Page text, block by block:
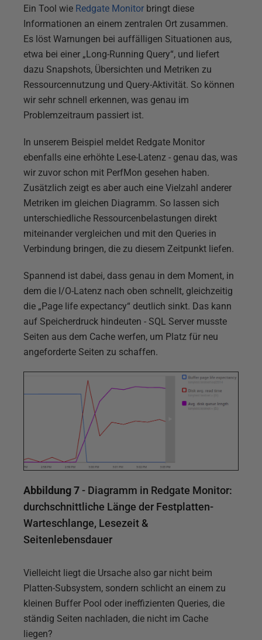
Ein Tool wie Redgate Monitor bringt diese
Informationen an einem zentralen Ort zusammen.
Es löst Warnungen bei auffälligen Situationen aus,
etwa bei einer „Long-Running Query“, und liefert
dazu Snapshots, Übersichten und Metriken zu
Ressourcennutzung und Query-Aktivität. So können
wir sehr schnell erkennen, was genau im
Problemzeitraum passiert ist.
In unserem Beispiel meldet Redgate Monitor
ebenfalls eine erhöhte Lese-Latenz - genau das, was
wir zuvor schon mit PerfMon gesehen haben.
Zusätzlich zeigt es aber auch eine Vielzahl anderer
Metriken im gleichen Diagramm. So lassen sich
unterschiedliche Ressourcenbelastungen direkt
miteinander vergleichen und mit den Queries in
Verbindung bringen, die zu diesem Zeitpunkt liefen.
Spannend ist dabei, dass genau in dem Moment, in
dem die I/O-Latenz nach oben schnellt, gleichzeitig
die „Page life expectancy“ deutlich sinkt. Das kann
auf Speicherdruck hindeuten - SQL Server musste
Seiten aus dem Cache werfen, um Platz für neu
angeforderte Seiten zu schaffen.
Abbildung 7- Diagramm in Redgate Monitor:
durchschnittliche Länge der Festplatten-
Warteschlange, Lesezeit &
Seitenlebensdauer
Vielleicht liegt die Ursache also gar nicht beim
Platten-Subsystem, sondern schlicht an einem zu
kleinen Buffer Pool oder ineffizienten Queries, die
ständig Seiten nachladen, die nicht im Cache
liegen?